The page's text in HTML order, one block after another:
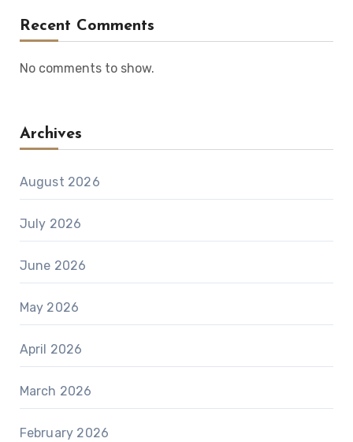
Recent Comments
No comments to show.
Archives
August 2026
July 2026
June 2026
May 2026
April 2026
March 2026
February 2026